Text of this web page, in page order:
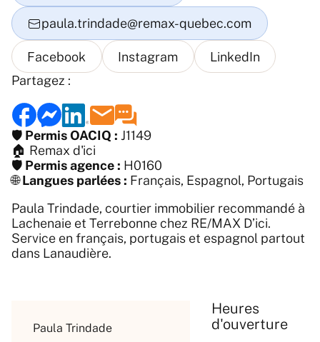
🛡️ Permis OACIQ : J1149
🏠 Remax d'ici
🛡️ Permis agence : H0160
🌐 Langues parlées : Français, Espagnol, Portugais
Paula Trindade, courtier immobilier recommandé à
Lachenaie et Terrebonne chez RE/MAX D’ici.
Service en français, portugais et espagnol partout
dans Lanaudière.
Partagez :
Paula Trindade
Heures
d'ouverture